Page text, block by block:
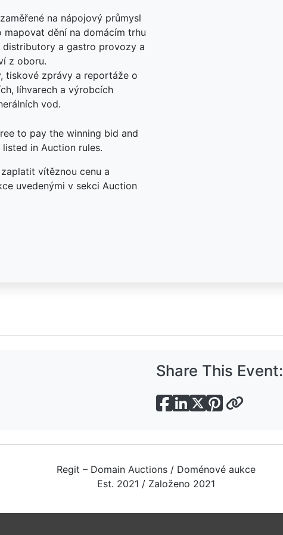
na nápojový průmysl
dění na domácím trhu
a gastro provozy a
z oboru.
tiskové zprávy a reportáže o
líhvarech a výrobcích
vod.
to pay the winning bid and
in Auction rules.
vítěznou cenu a
uvedenými v sekci Auction
Share This Event:
Regit – Domain Auctions / Doménové aukce
Est. 2021 / Založeno 2021